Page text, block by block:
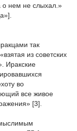
о нем не слыхал.»
так
из советских
Иракские
во
все живое
[3].